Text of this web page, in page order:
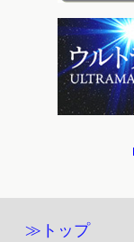
≫トップ